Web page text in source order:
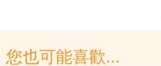
您也可能喜歡...